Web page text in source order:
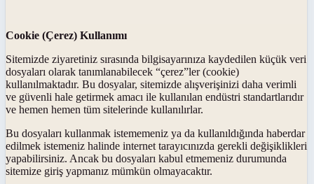
Cookie (Çerez) Kullanımı
Sitemizde ziyaretiniz sırasında bilgisayarınıza kaydedilen küçük veri
dosyaları olarak tanımlanabilecek “çerez”ler (cookie)
kullanılmaktadır. Bu dosyalar, sitemizde alışverişinizi daha verimli
ve güvenli hale getirmek amacı ile kullanılan endüstri standartlarıdır
ve hemen hemen tüm sitelerinde kullanılırlar.
Bu dosyaları kullanmak istememeniz ya da kullanıldığında haberdar
edilmek istemeniz halinde internet tarayıcınızda gerekli değişiklikleri
yapabilirsiniz. Ancak bu dosyaları kabul etmemeniz durumunda
sitemize giriş yapmanız mümkün olmayacaktır.